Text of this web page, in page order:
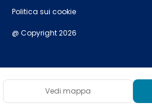
Vedi mappa
Politica sui cookie
@ Copyright 2026